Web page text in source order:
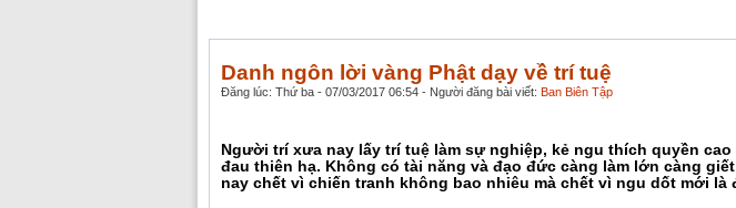
Danh ngôn lời vàng Phật dạy về trí tuệ
Đăng lúc: Thứ ba - 07/03/2017 06:54 - Người đăng bài viết: Ban Biên Tập
Người trí xưa nay lấy trí tuệ làm sự nghiệp, kẻ ngu thích quyền
đau thiên hạ. Không có tài năng và đạo đức càng làm lớn càng
nay chết vì chiến tranh không bao nhiêu mà chết vì ngu dốt mới là